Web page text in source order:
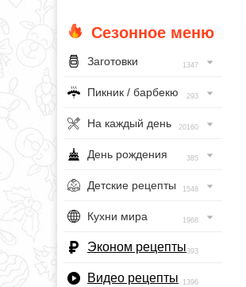
Сезонное меню
Заготовки 1347
Пикник / барбекю 293
На каждый день 20160
День рождения 385
Детские рецепты 1548
Кухни мира 1968
Эконом рецепты393
Видео рецепты 1396